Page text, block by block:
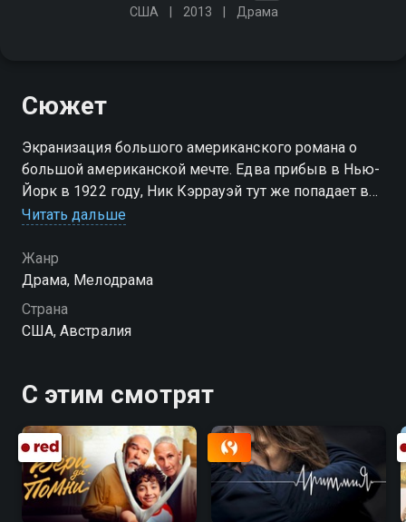
США 2013 Драма
Сюжет
Экранизация большого американского романа о
большой американской мечте. Едва прибыв в Нью-
Йорк в 1922 году, Ник Кэррауэй тут же попадает в
круговорот женщин, денег и власти. Вскоре судьба
Читать дальше
Жанр
Драма, Мелодрама
Страна
США, Австралия
С этим смотрят